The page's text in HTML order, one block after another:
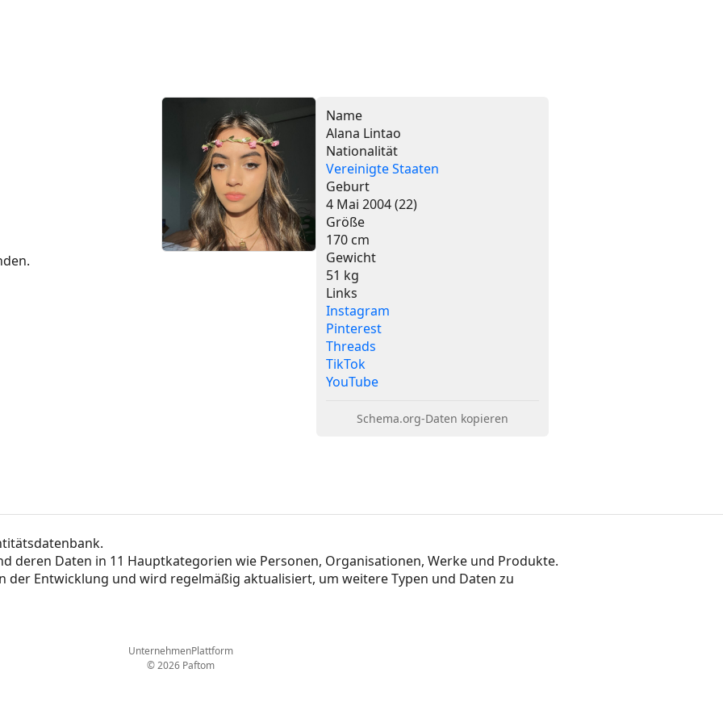
Name
Alana Lintao
Nationalität
Vereinigte Staaten
Geburt
4 Mai 2004 (22)
Größe
170 cm
Gewicht
51 kg
Links
Instagram
Pinterest
Threads
TikTok
YouTube
Schema.org-Daten kopieren
deren Daten in 11 Hauptkategorien wie Personen, Organisationen, Werke und Produkte.
der Entwicklung und wird regelmäßig aktualisiert, um weitere Typen und Daten zu
UnternehmenPlattform
© 2026 Paftom